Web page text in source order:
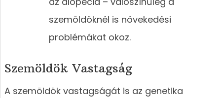
szemöldöknél is növekedési
problémákat okoz.
Szemöldök Vastagság
A szemöldök vastagságát is az genetika